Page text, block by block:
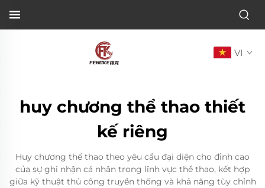
VI
huy chương thể thao thiết
kế riêng
Huy chương thể thao theo yêu cầu đại diện cho đỉnh cao
của sự ghi nhận cá nhân trong lĩnh vực thể thao, kết hợp
giữa kỹ thuật thủ công truyền thống và khả năng tùy chỉnh